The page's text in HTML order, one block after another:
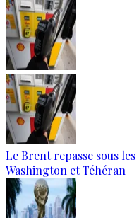
Le Brent repasse sous
Washington et Téhéran